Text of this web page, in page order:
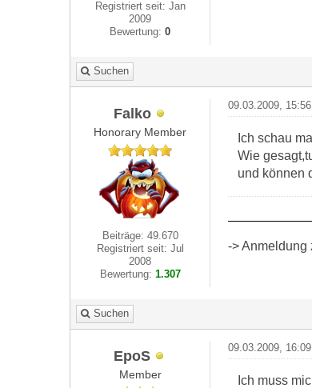
Registriert seit: Jan
2009
Bewertung:0
Suchen
Falko
Honorary Member
Beiträge: 49.670
Registriert seit: Jul
2008
Bewertung: 1.307
09.03.2009, 15:56
Ich schau
Wie
und können
-> Anmeldung
Suchen
EpoS
Member
09.03.2009, 16:09
Ich muss